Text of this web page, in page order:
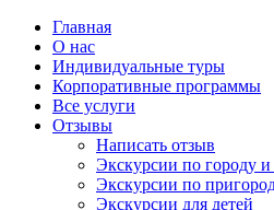
Главная
О нас
Индивидуальные туры
Корпоративные программы
Все услуги
Отзывы
Написать отзыв
Экскурсии по городу и
Экскурсии по
Экскурсии для детей